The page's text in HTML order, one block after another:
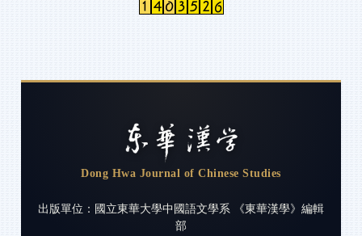
Dong Hwa Journal of Chinese Studies
出版單位：國立東華大學中國語文學系 《東華漢學》編輯
部